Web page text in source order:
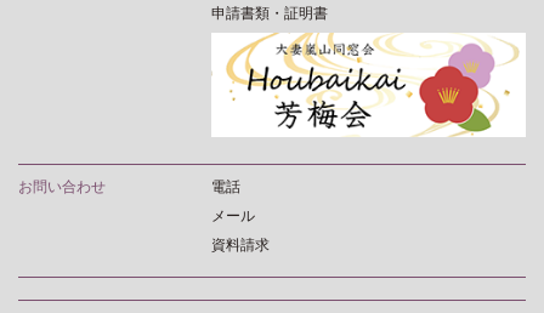
申請書類・証明書
お問い合わせ
電話
メール
資料請求